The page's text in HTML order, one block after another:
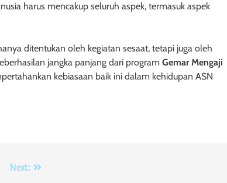
harus mencakup seluruh aspek, termasuk aspek
ditentukan oleh kegiatan sesaat, tetapi juga oleh
jangka panjang dari program Gemar Mengaji
kebiasaan baik ini dalam kehidupan ASN
Next: